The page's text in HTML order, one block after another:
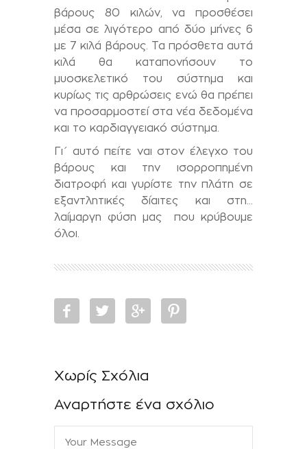
βάρους 80 κιλών, να προσθέσει
μέσα σε λιγότερο από δύο μήνες 6
με 7 κιλά βάρους. Τα πρόσθετα αυτά
κιλά θα καταπονήσουν το
μυοσκελετικό του σύστημα και
κυρίως τις αρθρώσεις ενώ θα πρέπει
να προσαρμοστεί στα νέα δεδομένα
και το καρδιαγγειακό σύστημα.
Γι΄ αυτό πείτε ναι στον έλεγχο του
βάρους και την ισορροπημένη
διατροφή και γυρίστε την πλάτη σε
εξαντλητικές δίαιτες και στη…
λαίμαργη φύση μας που κρύβουμε
όλοι.
Χωρίς Σχόλια
Αναρτήστε ένα σχόλιο